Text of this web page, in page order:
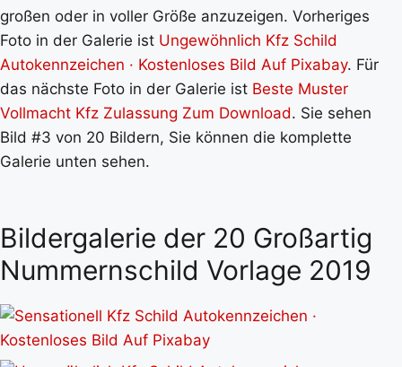
großen oder in voller Größe anzuzeigen. Vorheriges
Foto in der Galerie ist Ungewöhnlich Kfz Schild
Autokennzeichen · Kostenloses Bild Auf Pixabay. Für
das nächste Foto in der Galerie ist Beste Muster
Vollmacht Kfz Zulassung Zum Download. Sie sehen
Bild #3 von 20 Bildern, Sie können die komplette
Galerie unten sehen.
Bildergalerie der 20 Großartig
Nummernschild Vorlage 2019